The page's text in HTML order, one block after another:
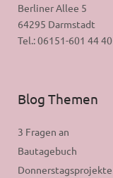
Berliner Allee 5
64295 Darmstadt
Tel.: 06151-601 44 40
Blog Themen
3 Fragen an
Bautagebuch
Donnerstagsprojekte